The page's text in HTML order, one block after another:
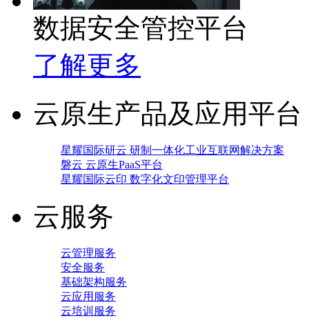
数据安全管控平台
了解更多
云原生产品及应用平台
星耀国际研云 研制一体化工业互联网解决方案
磐云 云原生PaaS平台
星耀国际云印 数字化文印管理平台
云服务
云管理服务
安全服务
基础架构服务
云应用服务
云培训服务